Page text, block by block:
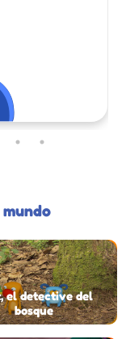
el detective del
bosque